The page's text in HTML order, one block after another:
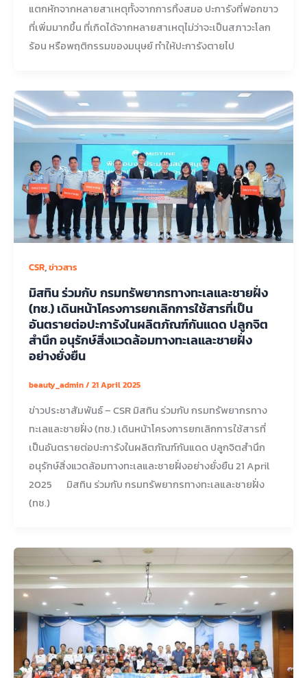
แตกหักจากหลายสาเหตุทั้งจากการทิ้งสมอ ปะการังที่ฟอกขาว
ที่เพิ่มมากขึ้น ที่เกิดได้จากหลายสาเหตุไม่ว่าจะเป็นสภาวะโลก
ร้อน หรือพฤติกรรมของมนุษย์ ทำให้ปะการังตายไป
CSR,ข่าวสาร
มิสทิน ร่วมกับ กรมทรัพยากรทางทะเลและชายฝั่ง
(ทช.) เดินหน้าโครงการยกเลิกการใช้สารที่เป็น
อันตรายต่อปะการังในผลิตภัณฑ์กันแดด ปลูกจิต
สำนึก อนุรักษ์สิ่งแวดล้อมทางทะเลและชายฝั่ง
อย่างยั่งยืน
beauty_admin/ 21 April 2025
ข่าวประชาสัมพันธ์ – CSR มิสทิน ร่วมกับ กรมทรัพยากรทาง
ทะเลและชายฝั่ง (ทช.) เดินหน้าโครงการยกเลิกการใช้สารที่
เป็นอันตรายต่อปะการังในผลิตภัณฑ์กันแดด ปลูกจิตสำนึก
อนุรักษ์สิ่งแวดล้อมทางทะเลและชายฝั่งอย่างยั่งยืน 21 April
2025 มิสทิน ร่วมกับ กรมทรัพยากรทางทะเลและชายฝั่ง
(ทช.)